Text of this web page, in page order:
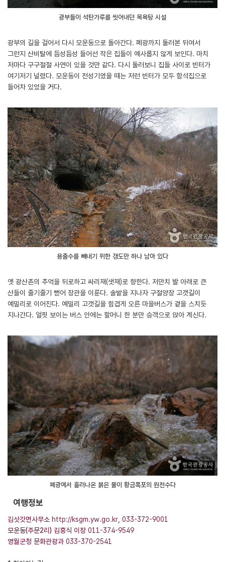
광부들이 석탄가루를 씻어내던 목욕탕 시설
광부의 길을 걸어서 다시 모운동으로 돌아간다. 폐광까지 둘러본 뒤여서
그런지 산비탈에 듬성듬성 들어선 작은 집들이 예사롭지 않게 보인다. 마치
저마다 구구절절 사연이 있을 것만 같다. 다시 둘러보니 집들 사이로 빈터가
여기저기 널렸다. 모운동이 전성기였을 때는 저런 빈터가 모두 함석집으로
들어차 있었을 거다.
용출수를 빼내기 위한 갱도만 하나 남아 있다
옛 광산촌의 추억을 뒤로하고 싸리재(샛재)로 향한다. 저만치 발 아래로 큰
산들이 줄기줄기 뻗어 장관을 이룬다. 솔밭을 지나자 구절양장 고갯길이
예밀리로 이어진다. 예밀리 고갯길을 힘겹게 오른 마을버스가 곁을 스치듯
지나간다. 얼핏 보이는 버스 안에는 할머니 한 분만 승객으로 앉아 계신다.
폐광에서 흘러나온 붉은 물이 황금폭포의 원천수다
여행정보
김삿갓면사무소 http://ksgm.yw.go.kr , 033-372-9001
모운동(주문2리) 김흥식 이장 011-374-9549
영월군청 문화관광과 033-370-2541